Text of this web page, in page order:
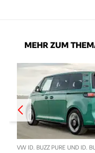
MEHR ZUM
VW ID. BUZZ PURE UND ID.